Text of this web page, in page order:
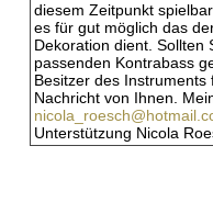
diesem Zeitpunkt
es für gut möglich das
Dekoration dient. Sollten
passenden Kontrabass
Besitzer des
Nachricht von Ihnen.
Unterstützung Nicola